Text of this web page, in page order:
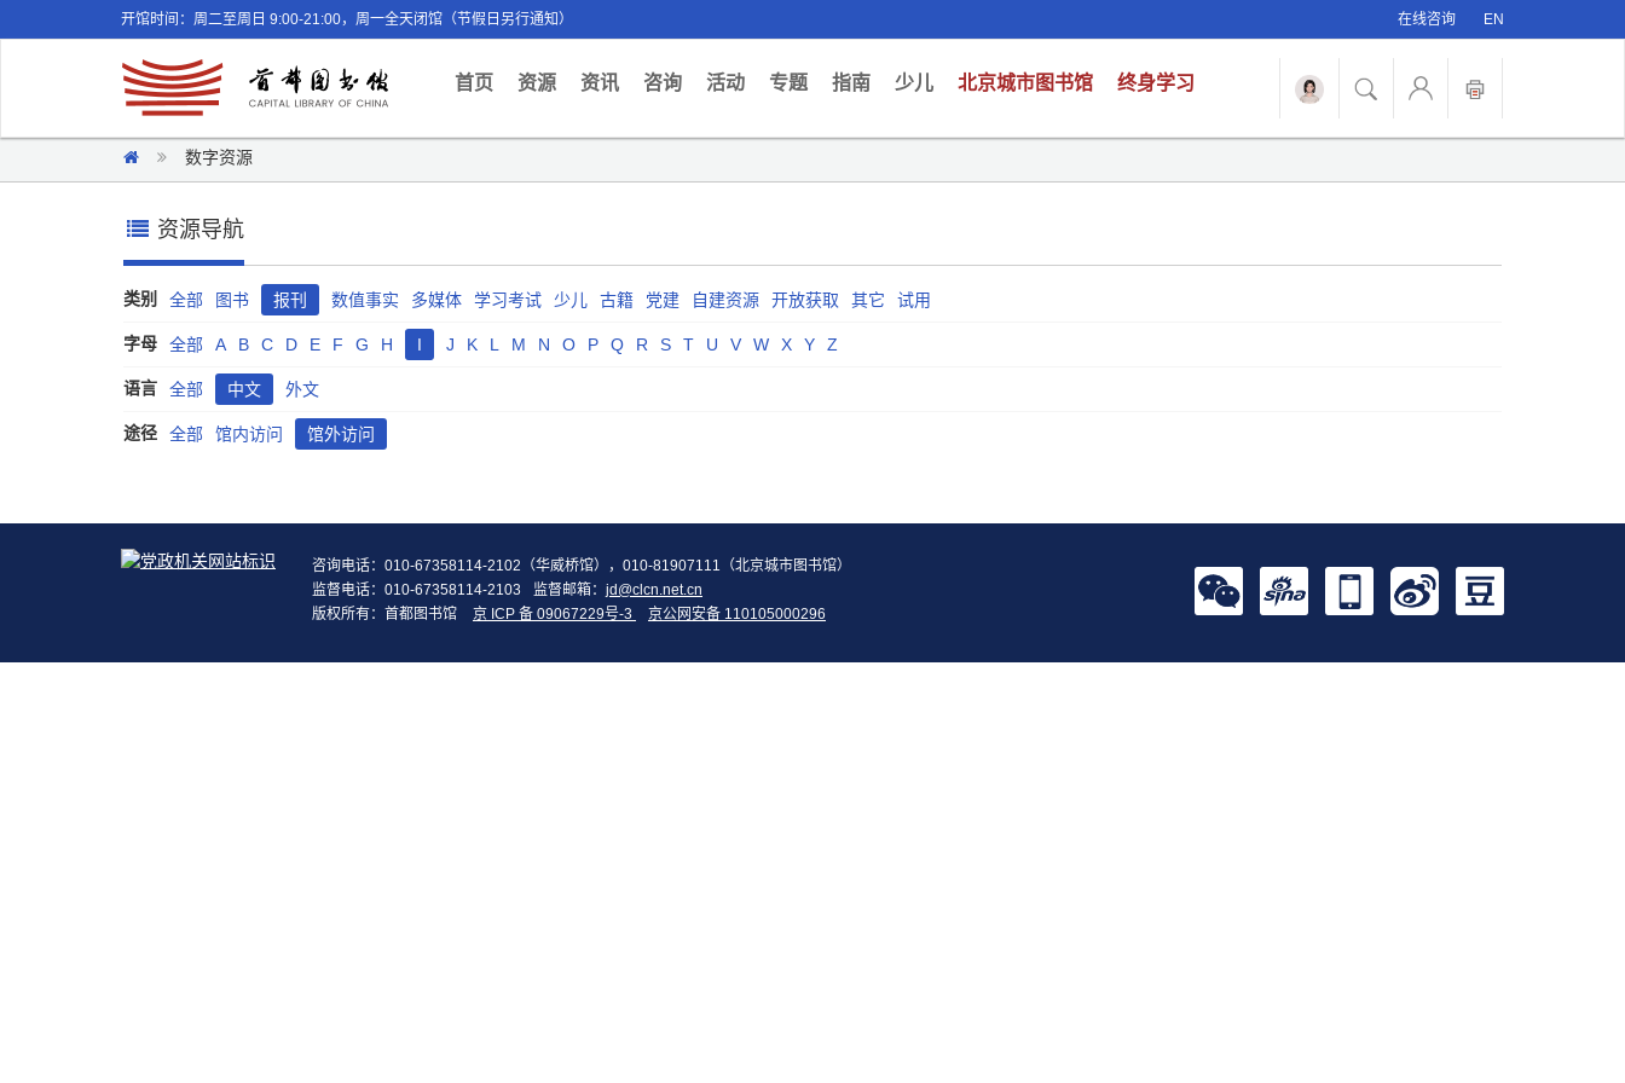
开馆时间：周二至周日 9:00-21:00，周一全天闭馆（节假日另行通知） 在线咨询 EN
首页(current)
资源 资讯 咨询 活动 专题 指南 少儿 北京城市图书馆 终身学习
数字资源
资源导航
类别 全部 图书 报刊 数值事实 多媒体 学习考试 少儿 古籍 党建 自建资源 开放获取 其它 试用
字母 全部 A B C D E F G H I J K L M N O P Q R S T U V W X Y Z
语言 全部 中文 外文
途径 全部 馆内访问 馆外访问
咨询电话：010-67358114-2102（华威桥馆），010-81907111（北京城市图书馆）
监督电话：010-67358114-2103
监督邮箱： jd@clcn.net.cn
版权所有：首都图书馆
京 ICP 备 09067229号-3 京公网安备 110105000296